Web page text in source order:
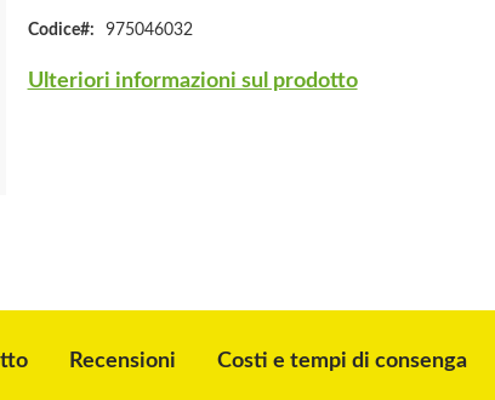
Codice 975046032
Ulteriori informazioni sul prodotto
Recensioni Costi e tempi di consenga